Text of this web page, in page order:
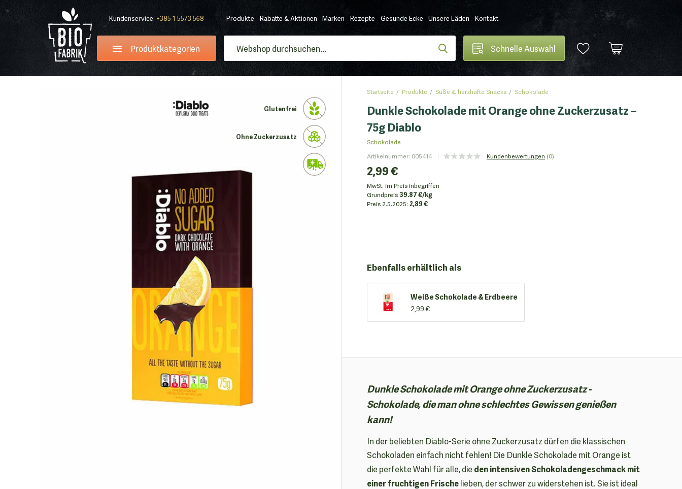
Kundenservice: +385 1 5573 568
Produktkategorien
Produkte Rabatte & Aktionen Marken Rezepte Gesunde Ecke Unsere Läden Kontakt
Schnelle Auswahl
Glutenfrei
Ohne Zuckerzusatz
Startseite Produkte Süße & herzhafte Snacks Schokolade
Dunkle Schokolade mit Orange ohne Zuckerzusatz –
75g Diablo
Schokolade
Artikelnummer: 005414 Kundenbewertungen (0)
2,99 €
MwSt. im Preis inbegriffen
Grundpreis39.87 €/kg
Preis 2.5.2025: 2,89 €
Ebenfalls erhältlich als
Weiße Schokolade & Erdbeere
2,99 €
Dunkle Schokolade mit Orange ohne Zuckerzusatz -
Schokolade, die man ohne schlechtes Gewissen genießen
kann!
In der beliebten Diablo-Serie ohne Zuckerzusatz dürfen die klassischen
Schokoladen einfach nicht fehlen! Die Dunkle Schokolade mit Orange ist
die perfekte Wahl für alle, die den intensiven Schokoladengeschmack mit
einer fruchtigen Frischelieben, der schwer zu widerstehen ist. Sie ist ideal